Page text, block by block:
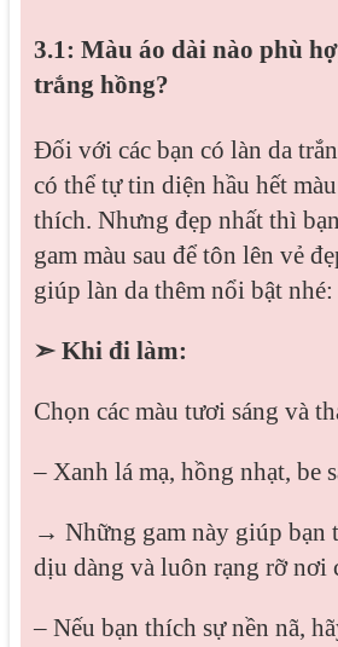
3.1: Màu áo dài nào phù
trắng hồng?
Đối với các bạn có làn da
có thể tự tin diện hầu hết
thích. Nhưng đẹp nhất thì
gam màu sau để tôn lên vẻ
giúp làn da thêm nổi bật nhé:
➣ Khi đi làm:
Chọn các màu tươi sáng và
– Xanh lá mạ, hồng nhạt, be
→ Những gam này giúp bạn
dịu dàng và luôn rạng rỡ nơi
– Nếu bạn thích sự nền nã,